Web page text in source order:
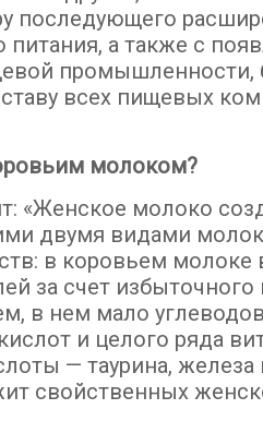
последующего
питания, а также с
всех пищевых
молоком?
«Женское молоко
двумя видами
в коровьем молоке
за счет избыточного
в нем мало
и целого ряда
— таурина, железа
свойственных